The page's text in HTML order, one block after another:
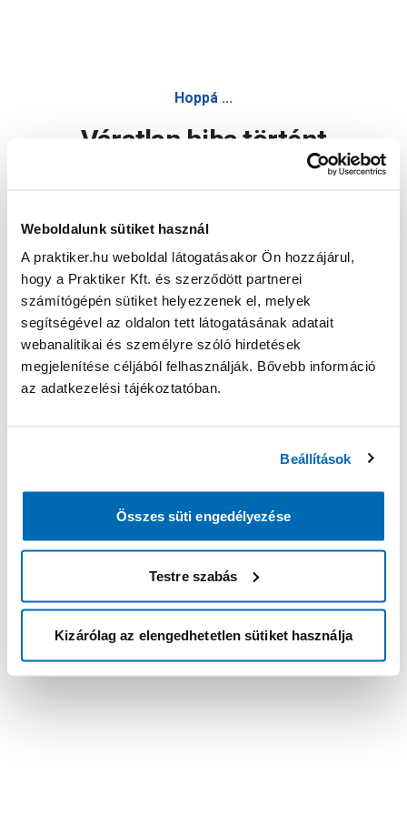
Weboldalunk sütiket használ
A praktiker.hu weboldal látogatásakor Ön hozzájárul,
hogy a Praktiker Kft. és szerződött partnerei
számítógépén sütiket helyezzenek el, melyek
segítségével az oldalon tett látogatásának adatait
webanalitikai és személyre szóló hirdetések
megjelenítése céljából felhasználják. Bővebb információ
az adatkezelési tájékoztatóban.
Beállítások
Összes süti engedélyezése
Testre szabás
Kizárólag az elengedhetetlen sütiket használja
Hoppá ...
Váratlan hiba történt
Oldal újratöltése